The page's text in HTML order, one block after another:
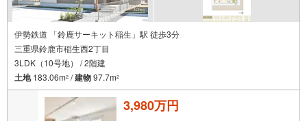
伊勢鉄道 「鈴鹿サーキット稲生」駅 徒歩3分
三重県鈴鹿市稲生西2丁目
3LDK（10号地） / 2階建
土地183.06m2 /建物97.7m2
3,980万円